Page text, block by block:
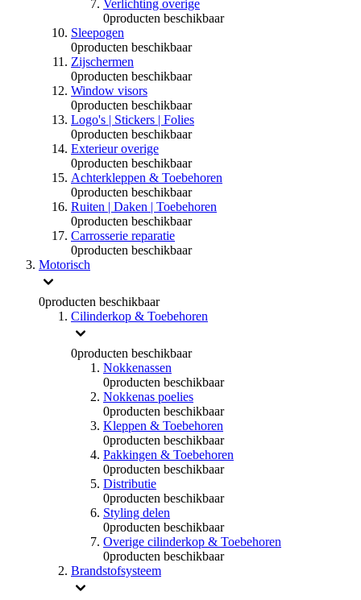
Verlichting overige
0producten beschikbaar
Sleepogen
0producten beschikbaar
Zijschermen
0producten beschikbaar
Window visors
0producten beschikbaar
Logo's | Stickers | Folies
0producten beschikbaar
Exterieur overige
0producten beschikbaar
Achterkleppen & Toebehoren
0producten beschikbaar
Ruiten | Daken | Toebehoren
0producten beschikbaar
Carrosserie reparatie
0producten beschikbaar
Motorisch
0producten beschikbaar
Cilinderkop & Toebehoren
0producten beschikbaar
Nokkenassen
0producten beschikbaar
Nokkenas poelies
0producten beschikbaar
Kleppen & Toebehoren
0producten beschikbaar
Pakkingen & Toebehoren
0producten beschikbaar
Distributie
0producten beschikbaar
Styling delen
0producten beschikbaar
Overige cilinderkop & Toebehoren
0producten beschikbaar
Brandstofsysteem